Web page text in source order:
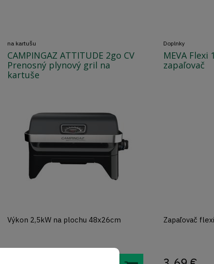
na kartušu
CAMPINGAZ ATTITUDE 2go CV
Prenosný plynový gril na
kartuše
Výkon 2,5kW na plochu 48x26cm
Doplnky
MEVA Flexi
zapaľovač
Zapaľovač